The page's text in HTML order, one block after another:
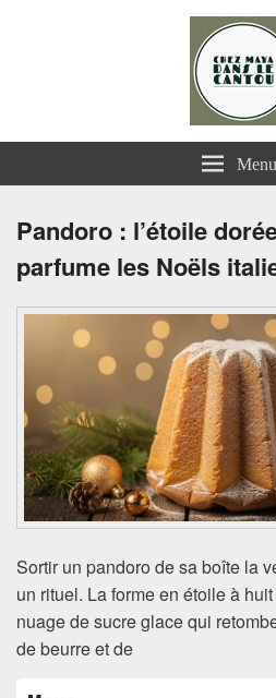
Chez Maya dans le
Menu
Pandoro : l’étoile
parfume les Noëls
Sortir un pandoro de sa boîte la
un rituel. La forme en étoile à
nuage de sucre glace qui
de beurre et de